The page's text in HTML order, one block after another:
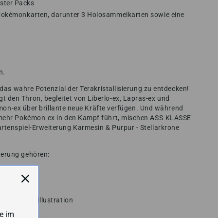
Packs
darunter 3 Holosammelkarten sowie eine
wahre Potenzial der Terakristallisierung zu entdecken!
den Thron, begleitet von Liberlo-ex, Lapras-ex und
ex über brillante neue Kräfte verfügen. Und während
Pokémon-ex in den Kampf führt, mischen ASS-KLASSE-
Erweiterung Karmesin & Purpur - Stellarkrone
gehören:
ex
besondere Illustration
im